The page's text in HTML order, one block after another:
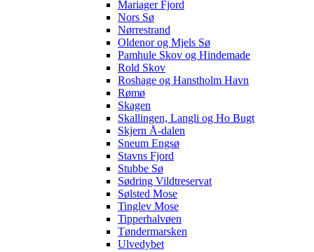
Mariager Fjord
Nors Sø
Nørrestrand
Oldenor og Mjels Sø
Pamhule Skov og Hindemade
Rold Skov
Roshage og Hanstholm Havn
Rømø
Skagen
Skallingen, Langli og Ho Bugt
Skjern Å-dalen
Sneum Engsø
Stavns Fjord
Stubbe Sø
Sødring Vildtreservat
Sølsted Mose
Tinglev Mose
Tipperhalvøen
Tøndermarsken
Ulvedybet